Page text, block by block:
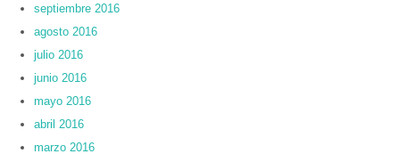
septiembre 2016
agosto 2016
julio 2016
junio 2016
mayo 2016
abril 2016
marzo 2016